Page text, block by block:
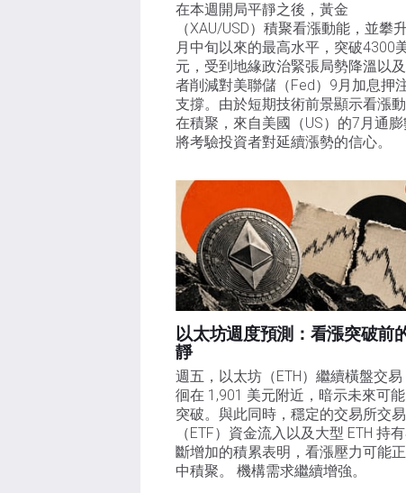
在本週開局平靜之後，黃金
（XAU/USD）積聚看漲動能，並攀
月中旬以來的最高水平，突破4300
元，受到地緣政治緊張局勢降溫以
者削減對美聯儲（Fed）9月加息押
支撐。由於短期技術前景顯示看漲
在積聚，來自美國（US）的7月通膨
將考驗投資者對延續漲勢的信心。
以太坊週度預測：看漲突破前
靜
週五，以太坊（ETH）繼續橫盤交
徊在 1,901 美元附近，暗示未來可
突破。與此同時，穩定的交易所交
（ETF）資金流入以及大型 ETH 持
斷增加的積累表明，看漲壓力可能
中積聚。 機構需求繼續增強。